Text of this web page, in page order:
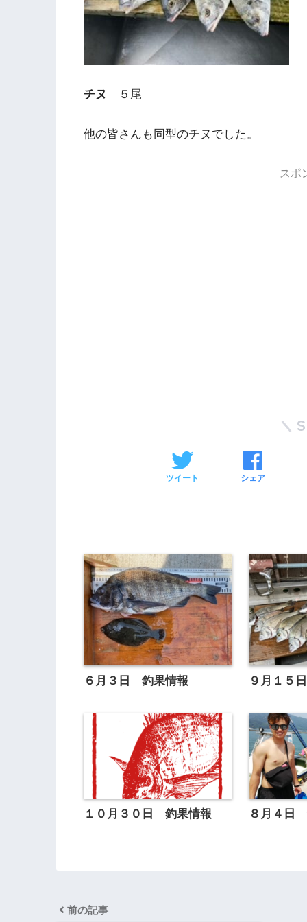
チヌ ５尾
他の皆さんも同型のチヌでした。
スポ
ツイート シェア
６月３日 釣果情報 ９月１５
１０月３０日 釣果情報 ８月４日
前の記事